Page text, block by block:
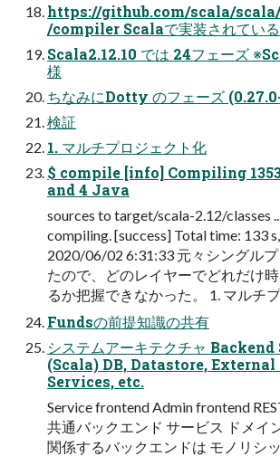
https://github.com/scala/
/compiler Scalaで実装されている
Scala2.12.10 では 24フェーズ
様
ちなみにDotty のフェーズ
検証
1. マルチプロジェクト化
$ compile [info] Compiling
and 4 Java
sources to target/scala-2.12/classes
compiling. [success] Total time: 133
2020/06/02 6:31:33 元々シングル
たので、どのレイヤーでどれだけ
るか把握できなかった。 1. マルチ
Fundsの前提知識の共有
システムアーキテクチャ
(Scala) DB, Datastore, External
Services, etc.
Service frontend Admin frontend
共通バックエンド サービス ドメイ
関係するバックエンドは モノリシ